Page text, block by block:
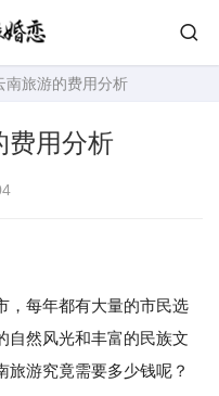
南旅游的费用分析
费用分析
每年都有大量的市民选
自然风光和丰富的民族文
旅游究竟需要多少钱呢？